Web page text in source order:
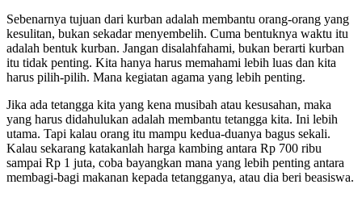
Sebenarnya tujuan dari kurban adalah membantu orang-orang yang
kesulitan, bukan sekadar menyembelih. Cuma bentuknya waktu itu
adalah bentuk kurban. Jangan disalahfahami, bukan berarti kurban
itu tidak penting. Kita hanya harus memahami lebih luas dan kita
harus pilih-pilih. Mana kegiatan agama yang lebih penting.
Jika ada tetangga kita yang kena musibah atau kesusahan, maka
yang harus didahulukan adalah membantu tetangga kita. Ini lebih
utama. Tapi kalau orang itu mampu kedua-duanya bagus sekali.
Kalau sekarang katakanlah harga kambing antara Rp 700 ribu
sampai Rp 1 juta, coba bayangkan mana yang lebih penting antara
membagi-bagi makanan kepada tetangganya, atau dia beri beasiswa.